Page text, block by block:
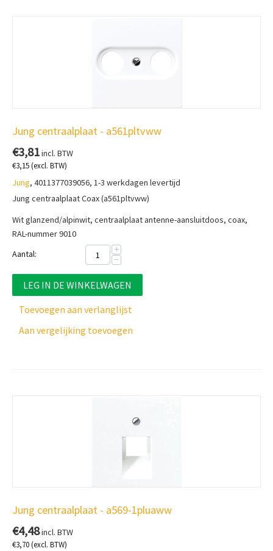
Jung centraalplaat - a561pltvww
€3,81incl. BTW
€3,15(excl. BTW)
Jung, 4011377039056, 1-3 werkdagen levertijd
Jung centraalplaat Coax (a561pltvww)
Wit glanzend/alpinwit, centraalplaat antenne-aansluitdoos, coax,
RAL-nummer 9010
Aantal:
+
−
LEG IN DE WINKELWAGEN
Toevoegen aan verlanglijst
Aan vergelijking toevoegen
Jung centraalplaat - a569-1pluaww
€4,48incl. BTW
€3,70(excl. BTW)